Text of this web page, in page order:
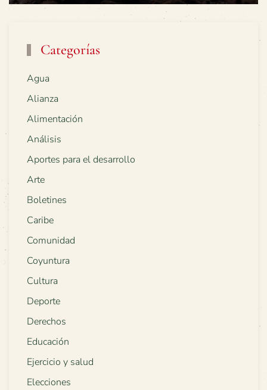
Categorías
Agua
Alianza
Alimentación
Análisis
Aportes para el desarrollo
Arte
Boletines
Caribe
Comunidad
Coyuntura
Cultura
Deporte
Derechos
Educación
Ejercicio y salud
Elecciones